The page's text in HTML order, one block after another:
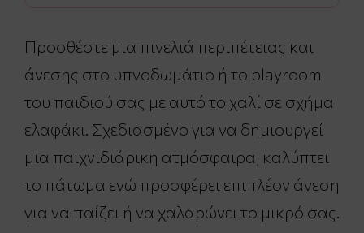
Προσθέστε μια πινελιά περιπέτειας και
άνεσης στο υπνοδωμάτιο ή το playroom
του παιδιού σας με αυτό το χαλί σε σχήμα
ελαφάκι. Σχεδιασμένο για να δημιουργεί
μια παιχνιδιάρικη ατμόσφαιρα, καλύπτει
το πάτωμα ενώ προσφέρει επιπλέον άνεση
για να παίζει ή να χαλαρώνει το μικρό σας.